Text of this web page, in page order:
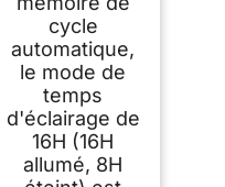
cycle
automatique,
le mode de
temps
d'éclairage de
16H (16H
allumé, 8H